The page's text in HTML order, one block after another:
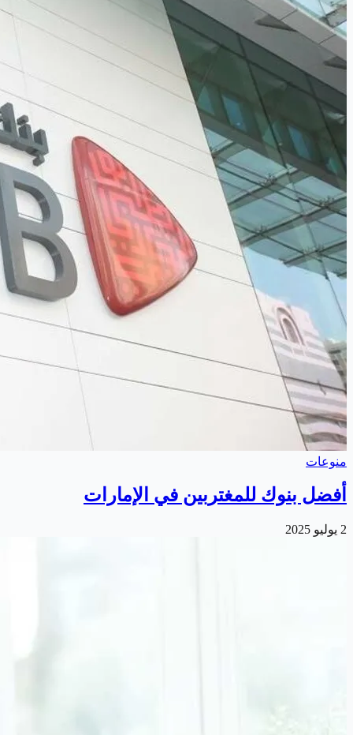
منوعات
أفضل بنوك للمغتربين في الإمارات
2 يوليو 2025